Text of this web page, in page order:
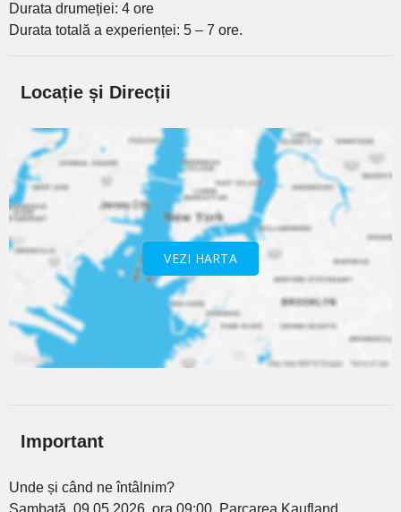
Durata drumeției: 4 ore
Durata totală a experienței: 5 – 7 ore.
Locație și Direcții
VEZI HARTA
Important
Unde și când ne întâlnim?
Sambată, 09.05.2026, ora 09:00, Parcarea Kaufland